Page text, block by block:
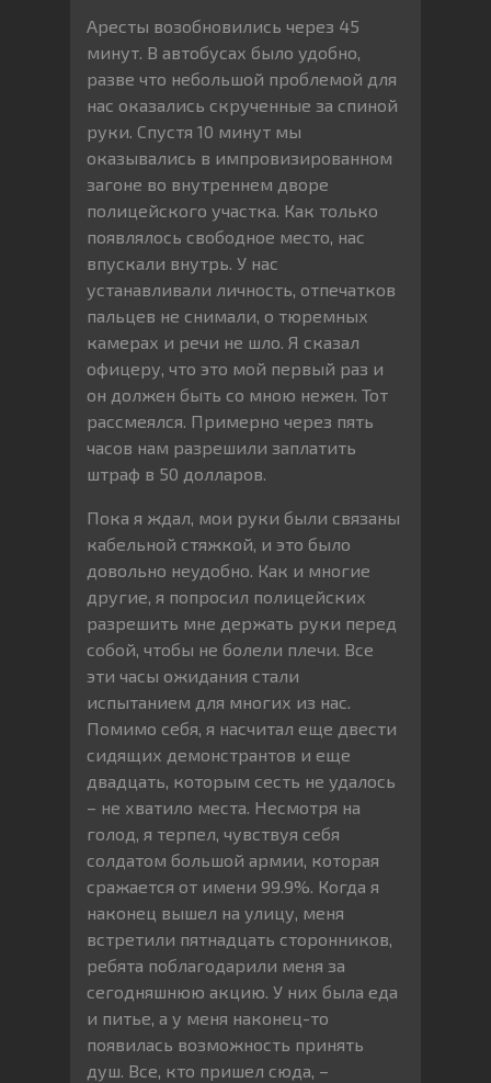
Аресты возобновились через 45
минут. В автобусах было удобно,
разве что небольшой проблемой для
нас оказались скрученные за спиной
руки. Спустя 10 минут мы
оказывались в импровизированном
загоне во внутреннем дворе
полицейского участка. Как только
появлялось свободное место, нас
впускали внутрь. У нас
устанавливали личность, отпечатков
пальцев не снимали, о тюремных
камерах и речи не шло. Я сказал
офицеру, что это мой первый раз и
он должен быть со мною нежен. Тот
рассмеялся. Примерно через пять
часов нам разрешили заплатить
штраф в 50 долларов.
Пока я ждал, мои руки были связаны
кабельной стяжкой, и это было
довольно неудобно. Как и многие
другие, я попросил полицейских
разрешить мне держать руки перед
собой, чтобы не болели плечи. Все
эти часы ожидания стали
испытанием для многих из нас.
Помимо себя, я насчитал еще двести
сидящих демонстрантов и еще
двадцать, которым сесть не удалось
– не хватило места. Несмотря на
голод, я терпел, чувствуя себя
солдатом большой армии, которая
сражается от имени 99.9%. Когда я
наконец вышел на улицу, меня
встретили пятнадцать сторонников,
ребята поблагодарили меня за
сегодняшнюю акцию. У них была еда
и питье, а у меня наконец-то
появилась возможность принять
душ. Все, кто пришел сюда, –